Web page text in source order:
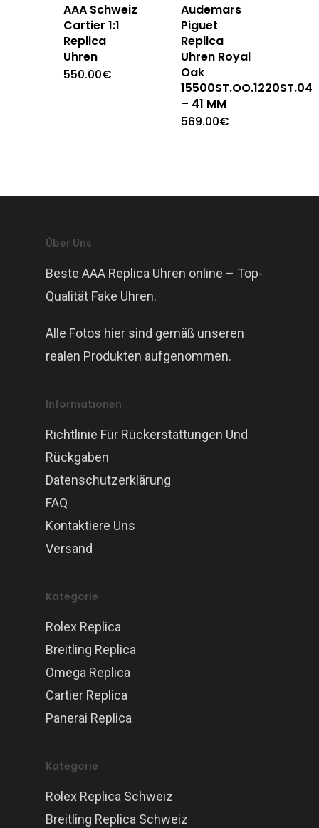
AAA Schweiz
Cartier 1:1
Replica
Uhren
550.00€
Audemars
Piguet
Replica
Uhren Royal
Oak
15500ST.OO.1220ST.04
– 41 MM
569.00€
Über Uns
Beste AAA Replica Uhren online – Top-
Qualität Fake Uhren.
Alle Fotos hier sind gemäß unseren
realen Produkten aufgenommen.
Informationen
Richtlinie Für Rückerstattungen Und
Rückgaben
Datenschutzerklärung
FAQ
Kontaktiere Uns
Versand
Kategorie
Rolex Replica
Breitling Replica
Omega Replica
Cartier Replica
Panerai Replica
Kategorie
Rolex Replica Schweiz
Breitling Replica Schweiz